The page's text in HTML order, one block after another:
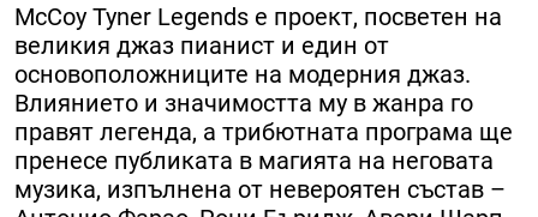
McCoy Tyner Legends е проект, посветен на
великия джаз пианист и един от
основоположниците на модерния джаз.
Влиянието и значимостта му в жанра го
правят легенда, а трибютната програма ще
пренесе публиката в магията на неговата
музика, изпълнена от невероятен състав –